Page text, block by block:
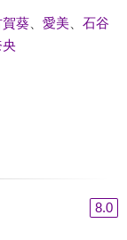
賀葵、 愛美、 石谷
8.0